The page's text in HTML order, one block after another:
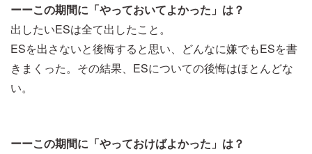
ーーこの期間に「やっておいてよかった」は？
出したいESは全て出したこと。
ESを出さないと後悔すると思い、どんなに嫌でもESを書
きまくった。その結果、ESについての後悔はほとんどな
い。
ーーこの期間に「やっておけばよかった」は？